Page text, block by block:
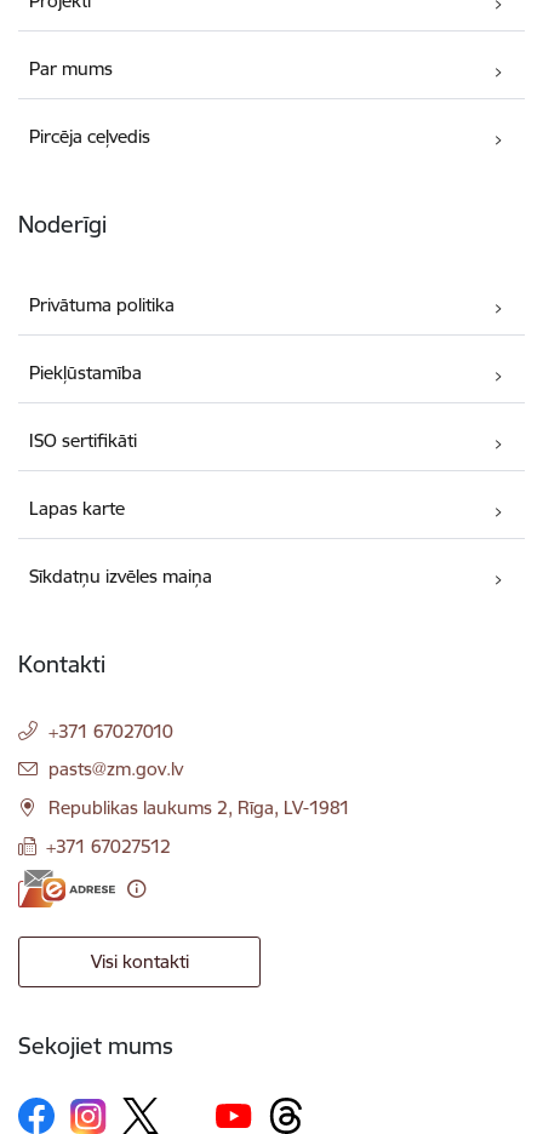
Par mums
Pircēja ceļvedis
Noderīgi
Privātuma politika
Piekļūstamība
ISO sertifikāti
Lapas karte
Sīkdatņu izvēles maiņa
Kontakti
+371 67027010
E-pasts:
pasts@zm.gov.lv
Republikas laukums 2, Rīga, LV-1981
+371 67027512
Visi kontakti
Sekojiet mums